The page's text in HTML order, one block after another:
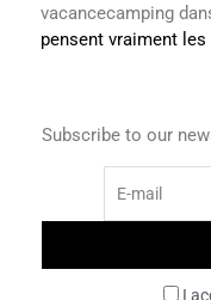
vacancecamping
pensent vraiment
Subscribe to our
I